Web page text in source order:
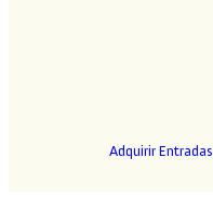
Adquirir Entradas